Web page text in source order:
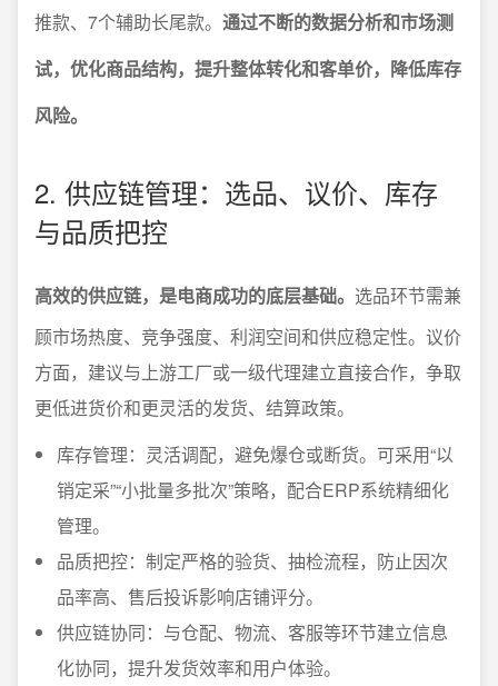
推款、7个辅助长尾款。 通过不断的数据分析和市场测
试，优化商品结构，提升整体转化和客单价，降低库存
风险。
2. 供应链管理：选品、议价、库存
与品质把控
高效的供应链，是电商成功的底层基础。 选品环节需兼
顾市场热度、竞争强度、利润空间和供应稳定性。议价
方面，建议与上游工厂或一级代理建立直接合作，争取
更低进货价和更灵活的发货、结算政策。
库存管理：灵活调配，避免爆仓或断货。可采用“以
销定采”“小批量多批次”策略，配合ERP系统精细化
管理。
品质把控：制定严格的验货、抽检流程，防止因次
品率高、售后投诉影响店铺评分。
供应链协同：与仓配、物流、客服等环节建立信息
化协同，提升发货效率和用户体验。